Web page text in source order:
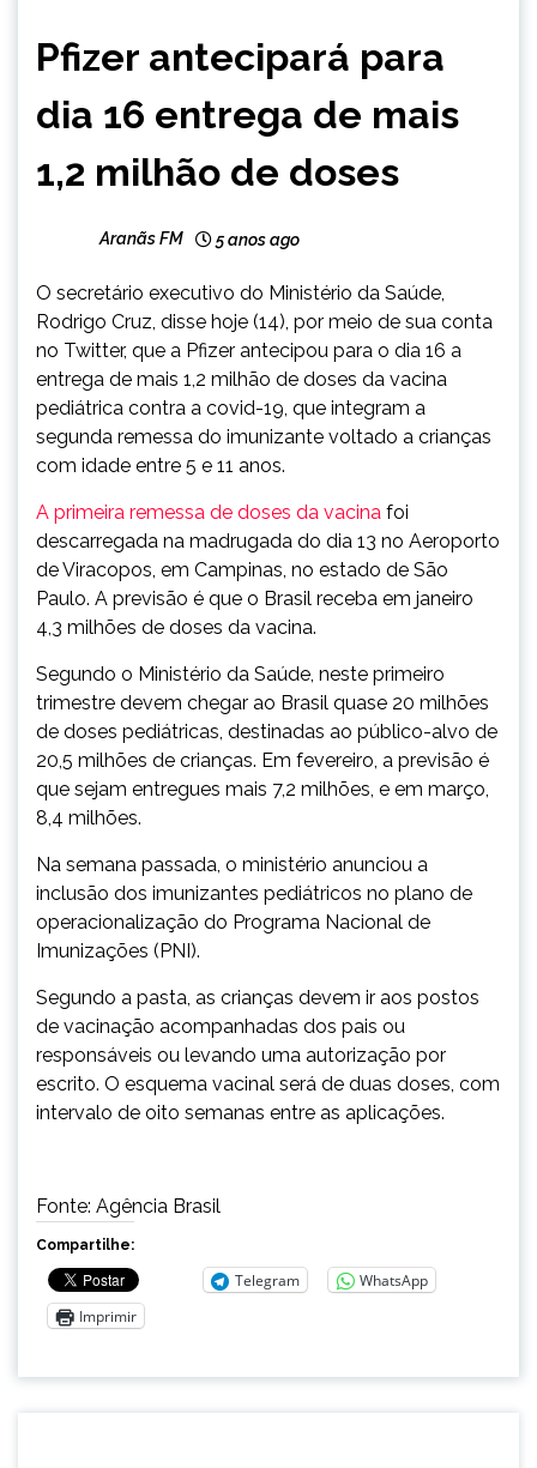
NOTÍCIAS
Pfizer antecipará para
dia 16 entrega de mais
1,2 milhão de doses
Aranãs FM 5 anos ago
O secretário executivo do Ministério da Saúde,
Rodrigo Cruz, disse hoje (14), por meio de sua conta
no Twitter, que a Pfizer antecipou para o dia 16 a
entrega de mais 1,2 milhão de doses da vacina
pediátrica contra a covid-19, que integram a
segunda remessa do imunizante voltado a crianças
com idade entre 5 e 11 anos.
A primeira remessa de doses da vacina foi
descarregada na madrugada do dia 13 no Aeroporto
de Viracopos, em Campinas, no estado de São
Paulo. A previsão é que o Brasil receba em janeiro
4,3 milhões de doses da vacina.
Segundo o Ministério da Saúde, neste primeiro
trimestre devem chegar ao Brasil quase 20 milhões
de doses pediátricas, destinadas ao público-alvo de
20,5 milhões de crianças. Em fevereiro, a previsão é
que sejam entregues mais 7,2 milhões, e em março,
8,4 milhões.
Na semana passada, o ministério anunciou a
inclusão dos imunizantes pediátricos no plano de
operacionalização do Programa Nacional de
Imunizações (PNI).
Segundo a pasta, as crianças devem ir aos postos
de vacinação acompanhadas dos pais ou
responsáveis ou levando uma autorização por
escrito. O esquema vacinal será de duas doses, com
intervalo de oito semanas entre as aplicações.
Fonte: Agência Brasil
Compartilhe:
Telegram
WhatsApp
Imprimir